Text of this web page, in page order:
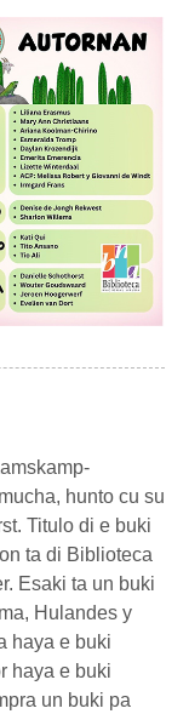
hunto cu su
Titulo di e buki
ta di Biblioteca
Esaki ta un buki
Hulandes y
haya e buki
haya e buki
un buki pa